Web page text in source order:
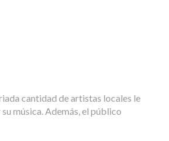
cantidad de artistas locales le
música. Además, el público